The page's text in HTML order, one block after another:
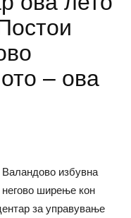
– ова
избувна
ширење кон
за управување